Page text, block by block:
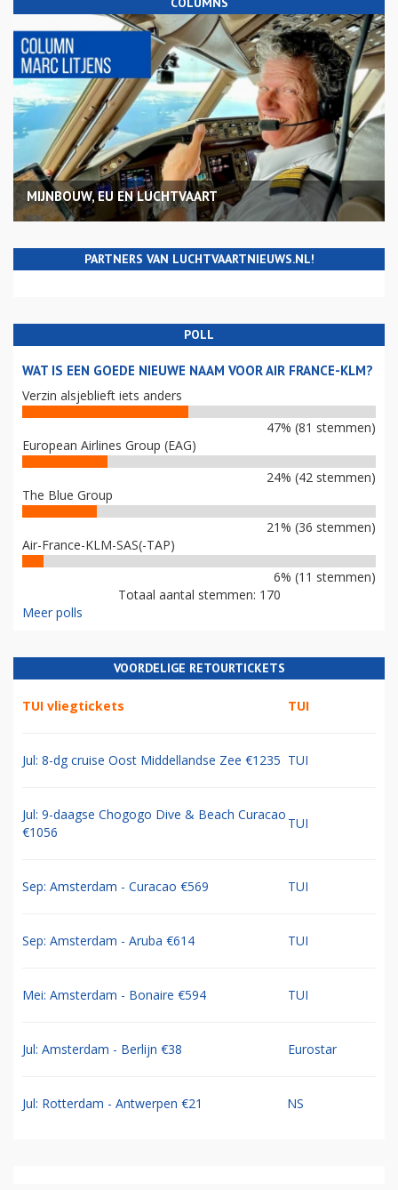
MIJNBOUW, EU EN LUCHTVAART
PARTNERS VAN LUCHTVAARTNIEUWS.NL!
POLL
WAT IS EEN GOEDE NIEUWE NAAM VOOR AIR FRANCE-KLM?
Verzin alsjeblieft iets anders
47% (81 stemmen)
European Airlines Group (EAG)
24% (42 stemmen)
The Blue Group
21% (36 stemmen)
Air-France-KLM-SAS(-TAP)
6% (11 stemmen)
Totaal aantal stemmen: 170
Meer polls
VOORDELIGE RETOURTICKETS
TUI vliegtickets TUI
Jul: 8-dg cruise Oost Middellandse Zee €1235 TUI
Jul: 9-daagse Chogogo Dive & Beach Curacao
€1056
TUI
Sep: Amsterdam - Curacao €569 TUI
Sep: Amsterdam - Aruba €614 TUI
Mei: Amsterdam - Bonaire €594 TUI
Jul: Amsterdam - Berlijn €38 Eurostar
Jul: Rotterdam - Antwerpen €21 NS